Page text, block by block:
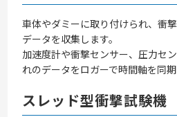
車体やダミーに取り付けられ、衝
データを収集します。
加速度計や衝撃センサー、圧力セ
れのデータをロガーで時間軸を同期
スレッド型衝撃試験機